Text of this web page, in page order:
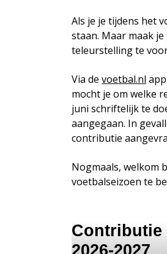
Als je je tijdens het
staan. Maar maak
teleurstelling te
Via de voetbal.nl
mocht je om welke
juni schriftelijk te
aangegaan. In
contributie
Nogmaals, welkom
voetbalseizoen te
Contributie
2026-2027